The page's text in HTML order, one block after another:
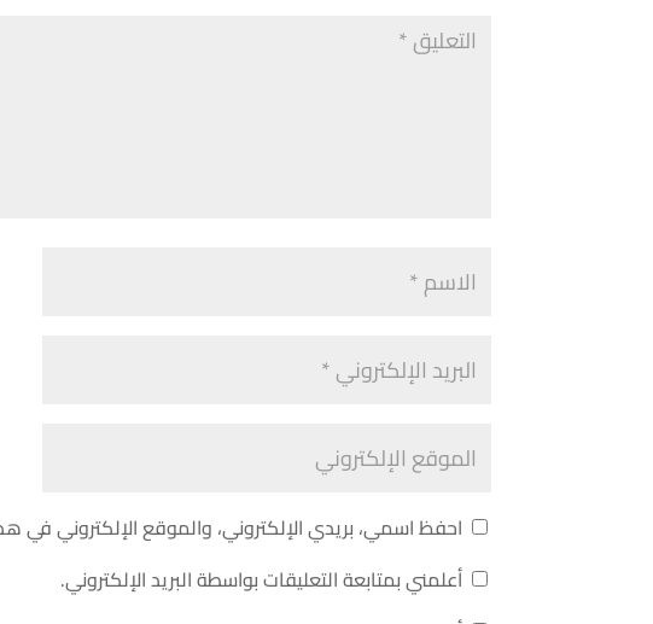
احفظ اسمي، بريدي الإلكتروني، والموقع الإلكتروني في
أعلمني بمتابعة التعليقات بواسطة البريد الإلكتروني.